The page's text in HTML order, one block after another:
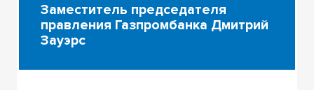
Заместитель председателя
правления Газпромбанка Дмитрий
Зауэрс